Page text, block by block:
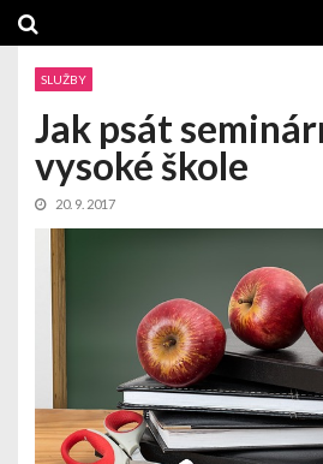
navigation
content
SLUŽBY
Jak psát
vysoké škole
20. 9. 2017